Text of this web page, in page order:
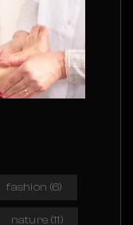
fashion (6)
nature (11)